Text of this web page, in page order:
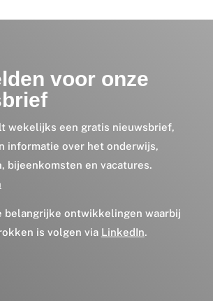
voor onze
wekelijks een gratis nieuwsbrief,
informatie over het onderwijs,
bijeenkomsten en vacatures.
belangrijke ontwikkelingen waarbij
is volgen via LinkedIn.